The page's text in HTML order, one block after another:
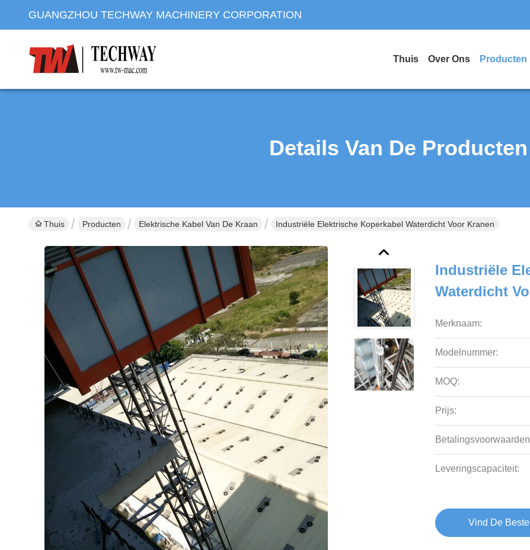
GUANGZHOU TECHWAY MACHINERY CORPORATION
Thuis Over Ons Producten
Details Van De Producten
Thuis Producten Elektrische Kabel Van De Kraan Industriële Elektrische Koperkabel Waterdicht Voor Kranen
Industriële
Waterdicht
Merknaam:
Modelnummer:
MOQ:
Prijs:
Leveringscapaciteit:
Vind De